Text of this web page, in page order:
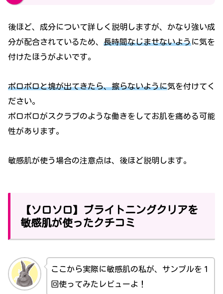
後ほど、成分について詳しく説明しますが、かなり強い成
分が配合されているため、 長時間なじませないように気を
付けたほうがよいです。
ポロポロと塊が出てきたら、擦らないように気を付けてく
ださい。
ポロポロがスクラブのような働きをしてお肌を痛める可能
性があります。
敏感肌が使う場合の注意点は、後ほど説明します。
【ソロソロ】ブライトニングクリアを
敏感肌が使ったクチコミ
ここから実際に敏感肌の私が、サンプルを１
回使ってみたレビューよ！